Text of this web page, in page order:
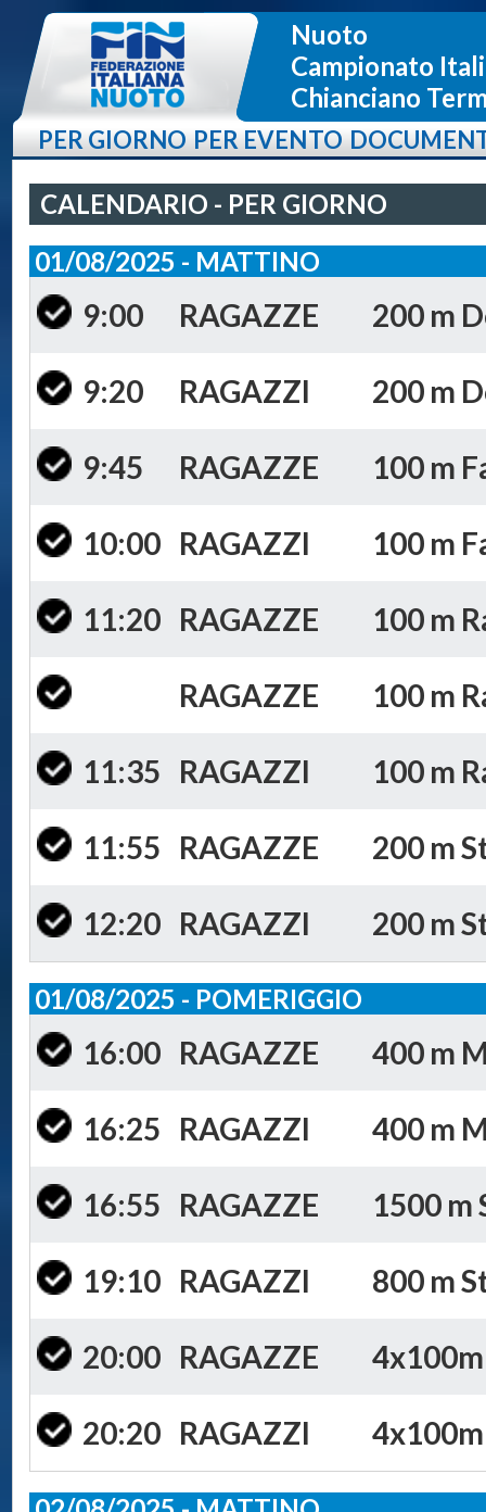
Nuoto
Campionato
Chianciano
PER GIORNO PER EVENTO
CALENDARIO - PER GIORNO
01/08/2025 - MATTINO
9:00 RAGAZZE 200 m
9:20 RAGAZZI 200 m
9:45 RAGAZZE 100 m
10:00 RAGAZZI 100 m
11:20 RAGAZZE 100 m
RAGAZZE 100 m
11:35 RAGAZZI 100 m
11:55 RAGAZZE 200 m
12:20 RAGAZZI 200 m
01/08/2025 - POMERIGGIO
16:00 RAGAZZE 400 m
16:25 RAGAZZI 400 m
16:55 RAGAZZE 1500 m
19:10 RAGAZZI 800 m
20:00 RAGAZZE
20:20 RAGAZZI